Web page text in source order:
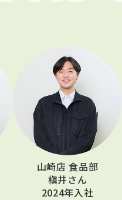
山崎店 食品部
槇井さん
2024年入社